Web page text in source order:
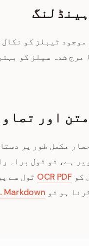
مرج شدہ سیلز کو
اور
ہے، تو ٹول براہ
کو OCR PDF ٹول سے
ہو تو Markdown سے PDF